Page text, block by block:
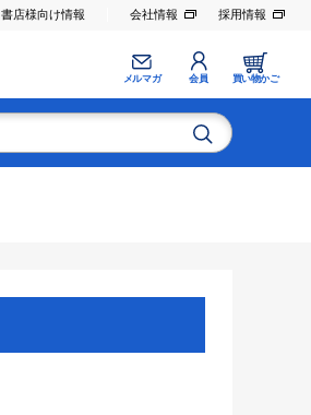
書店様向け情報 会社情報 採用情報
メルマガ 会員 買い物かご